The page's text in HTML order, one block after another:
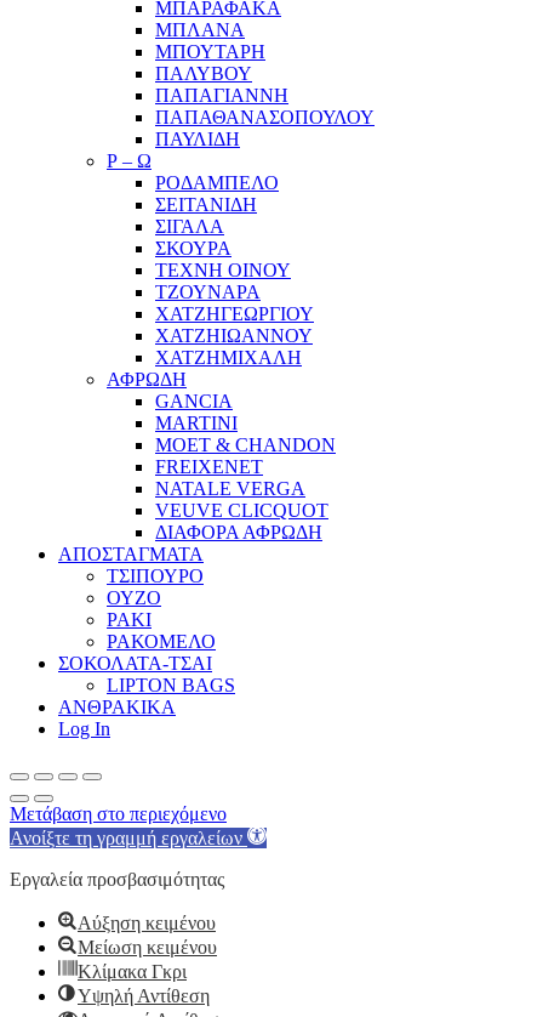
ΜΠΑΡΑΦΑΚΑ
ΜΠΛΑΝΑ
ΜΠΟΥΤΑΡΗ
ΠΑΛΥΒΟΥ
ΠΑΠΑΓΙΑΝΝΗ
ΠΑΠΑΘΑΝΑΣΟΠΟΥΛΟΥ
ΠΑΥΛΙΔΗ
Ρ – Ω
ΡΟΔΑΜΠΕΛΟ
ΣΕΙΤΑΝΙΔΗ
ΣΙΓΑΛΑ
ΣΚΟΥΡΑ
ΤΕΧΝΗ ΟΙΝΟΥ
ΤΖΟΥΝΑΡΑ
ΧΑΤΖΗΓΕΩΡΓΙΟΥ
ΧΑΤΖΗΙΩΑΝΝΟΥ
ΧΑΤΖΗΜΙΧΑΛΗ
ΑΦΡΩΔΗ
GANCIA
MARTINI
MOET & CHANDON
FREIXENET
NATALE VERGA
VEUVE CLICQUOT
ΔΙΑΦΟΡΑ ΑΦΡΩΔΗ
ΑΠΟΣΤΑΓΜΑΤΑ
ΤΣΙΠΟΥΡΟ
ΟΥΖΟ
ΡΑΚΙ
ΡΑΚΟΜΕΛΟ
ΣΟΚΟΛΑΤΑ-ΤΣΑΙ
LIPTON BAGS
ΑΝΘΡΑΚΙΚΑ
Log In
Μετάβαση στο περιεχόμενο
Ανοίξτε τη γραμμή εργαλείων
Εργαλεία προσβασιμότητας
Αύξηση κειμένου
Μείωση κειμένου
Κλίμακα Γκρι
Υψηλή Αντίθεση